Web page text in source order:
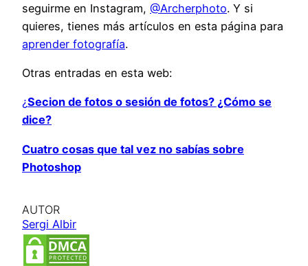
seguirme en Instagram, @Archerphoto. Y si
quieres, tienes más artículos en esta página para
aprender fotografía.
Otras entradas en esta web:
¿Secion de fotos o sesión de fotos? ¿Cómo se
dice?
Cuatro cosas que tal vez no sabías sobre
Photoshop
AUTOR
Sergi Albir